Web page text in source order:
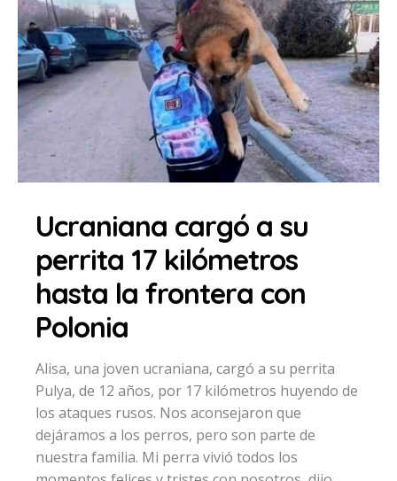
Ucraniana cargó a su
perrita 17 kilómetros
hasta la frontera con
Polonia
Alisa, una joven ucraniana, cargó a su perrita
Pulya, de 12 años, por 17 kilómetros huyendo de
los ataques rusos. Nos aconsejaron que
dejáramos a los perros, pero son parte de
nuestra familia. Mi perra vivió todos los